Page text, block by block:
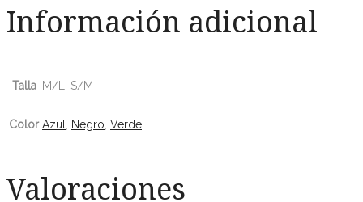
Información adicional
Talla M/L, S/M
Color Azul Negro Verde
Valoraciones